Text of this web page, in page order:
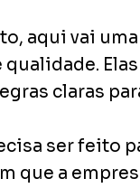
aqui vai
claras
ser
que a